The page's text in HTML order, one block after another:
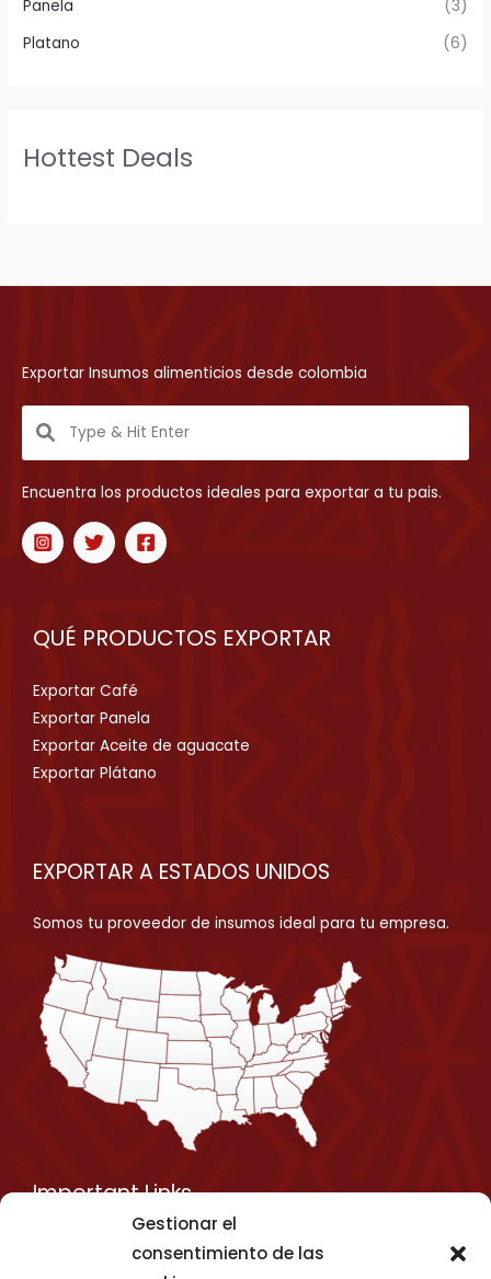
Gestionar el
consentimiento de las
Panela
(3)
Platano
(6)
Hottest Deals
Exportar Insumos alimenticios desde colombia
Encuentra los productos ideales para exportar a tu pais.
QUÉ PRODUCTOS EXPORTAR
Exportar Café
Exportar Panela
Exportar Aceite de aguacate
Exportar Plátano
EXPORTAR A ESTADOS UNIDOS
Somos tu proveedor de insumos ideal para tu empresa.
Important Links
Privacy Policy
Shipping Details